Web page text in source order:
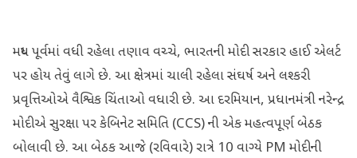
મધ્ય પૂર્વમાં વધી રહેલા તણાવ વચ્ચે, ભારતની મોદી સરકાર હાઈ એલર્ટ
પર હોય તેવું લાગે છે. આ ક્ષેત્રમાં ચાલી રહેલા સંઘર્ષ અને લશ્કરી
પ્રવૃત્તિઓએ વૈશ્વિક ચિંતાઓ વધારી છે. આ દરમિયાન, પ્રધાનમંત્રી નરેન્દ્ર
મોદીએ સુરક્ષા પર કેબિનેટ સમિતિ (CCS) ની એક મહત્વપૂર્ણ બેઠક
બોલાવી છે. આ બેઠક આજે (રવિવારે) રાત્રે 10 વાગ્યે PM મોદીની